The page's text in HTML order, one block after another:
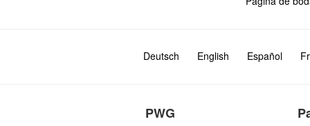
Deutsch English Español
PWG